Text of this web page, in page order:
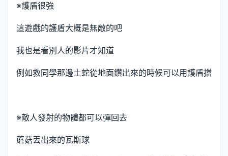
※護盾很強
這遊戲的護盾大概是無敵的吧
我也是看別人的影片才知道
例如救同學那邊土蛇從地面鑽出來的時候可以用護盾擋
※敵人發射的物體都可以彈回去
蘑菇丟出來的瓦斯球